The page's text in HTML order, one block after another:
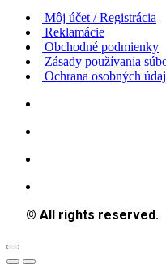
| Môj účet / Registrácia
| Reklamácie
| Obchodné podmienky
| Zásady používania
| Ochrana osobných
© All rights reserved.